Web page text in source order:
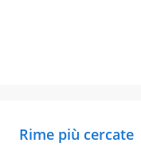
Rime più cercate